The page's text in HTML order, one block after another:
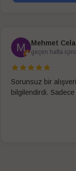
Mehmet
geçen hafta
Sorunsuz bir
bilgilendirdi.